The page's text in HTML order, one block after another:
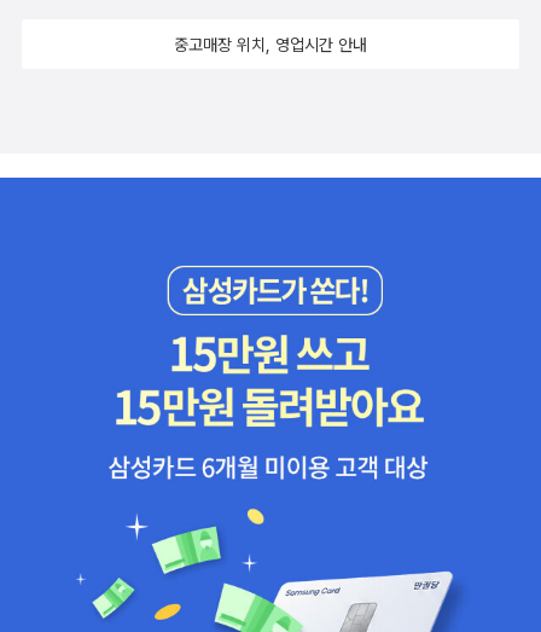
중고매장 위치, 영업시간 안내